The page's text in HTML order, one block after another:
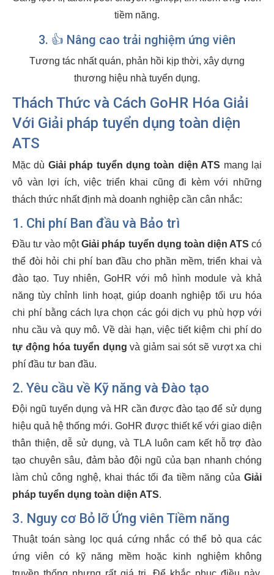
tiềm năng.
3. 👍 Nâng cao trải nghiệm ứng viên
Tương tác nhất quán, phản hồi kịp thời, xây dựng
thương hiệu nhà tuyển dụng.
Thách Thức và Cách GoHR Hóa Giải
Với Giải pháp tuyển dụng toàn diện
ATS
Mặc dù Giải pháp tuyển dụng toàn diện ATS mang lại
vô vàn lợi ích, việc triển khai cũng đi kèm với những
thách thức nhất định mà doanh nghiệp cần cân nhắc:
1. Chi phí Ban đầu và Bảo trì
Đầu tư vào mộtGiải pháp tuyển dụng toàn diện ATS có
thể đòi hỏi chi phí ban đầu cho phần mềm, triển khai và
đào tạo. Tuy nhiên, GoHR với mô hình module và khả
năng tùy chỉnh linh hoạt, giúp doanh nghiệp tối ưu hóa
chi phí bằng cách lựa chọn các gói dịch vụ phù hợp với
nhu cầu và quy mô. Về dài hạn, việc tiết kiệm chi phí do
tự động hóa tuyển dụng và giảm sai sót sẽ vượt xa chi
phí đầu tư ban đầu.
2. Yêu cầu về Kỹ năng và Đào tạo
Đội ngũ tuyển dụng và HR cần được đào tạo để sử dụng
hiệu quả hệ thống mới. GoHR được thiết kế với giao diện
thân thiện, dễ sử dụng, và TLA luôn cam kết hỗ trợ đào
tạo chuyên sâu, đảm bảo đội ngũ của bạn nhanh chóng
làm chủ công nghệ, khai thác tối đa tiềm năng của Giải
pháp tuyển dụng toàn diện ATS.
3. Nguy cơ Bỏ lỡ Ứng viên Tiềm năng
Thuật toán sàng lọc quá cứng nhắc có thể bỏ qua các
ứng viên có kỹ năng mềm hoặc kinh nghiệm không